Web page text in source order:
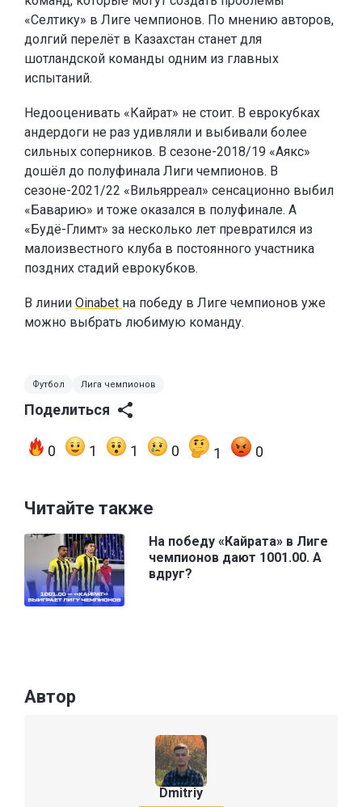
«Селтику» в Лиге чемпионов. По мнению авторов,
долгий перелёт в Казахстан станет для
шотландской команды одним из главных
испытаний.
Недооценивать «Кайрат» не стоит. В еврокубках
андердоги не раз удивляли и выбивали более
сильных соперников. В сезоне-2018/19 «Аякс»
дошёл до полуфинала Лиги чемпионов. В
сезоне-2021/22 «Вильярреал» сенсационно выбил
«Баварию» и тоже оказался в полуфинале. А
«Будё-Глимт» за несколько лет превратился из
малоизвестного клуба в постоянного участника
поздних стадий еврокубков.
В линии Oinabet на победу в Лиге чемпионов уже
можно выбрать любимую команду.
Футбол Лига чемпионов
Поделиться
0 1 1 0 1 0
Читайте также
На победу «Кайрата» в Лиге
чемпионов дают 1001.00. А
вдруг?
Автор
Dmitriy